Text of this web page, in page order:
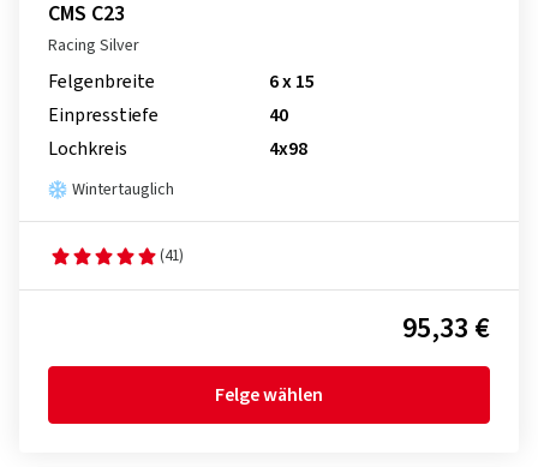
CMS C23
Racing Silver
Felgenbreite
6 x 15
Einpresstiefe
40
Lochkreis
4x98
Wintertauglich
(41)
95,33 €
Felge wählen